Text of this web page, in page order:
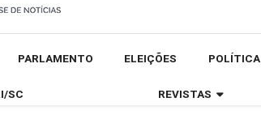
PARLAMENTO ELEIÇÕES POLÍTICA
SC REVISTAS